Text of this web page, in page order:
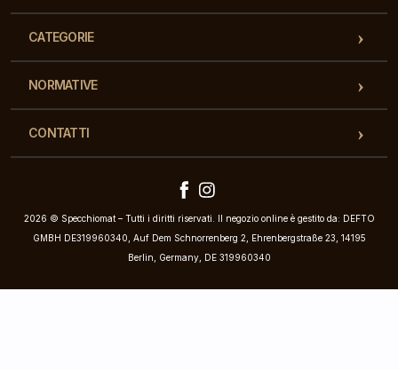
CATEGORIE
NORMATIVE
CONTATTI
2026 © Specchiomat – Tutti i diritti riservati. Il negozio online è gestito da: DEFTO
GMBH DE319960340, Auf Dem Schnorrenberg 2, Ehrenbergstraße 23, 14195
Berlin, Germany, DE 319960340